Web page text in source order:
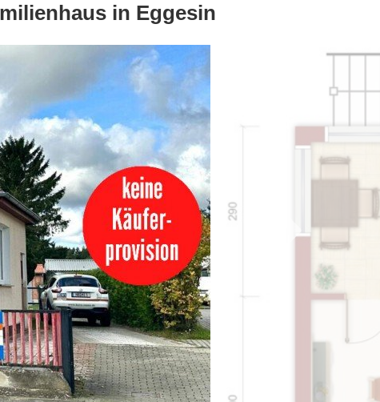
in Eggesin